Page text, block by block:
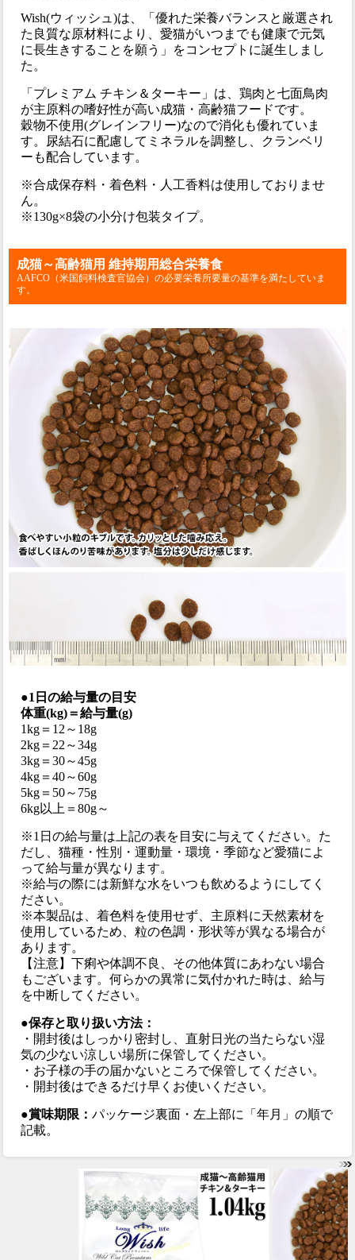
Wish(ウィッシュ)は、「優れた栄養バランスと厳選され
た良質な原材料により、愛猫がいつまでも健康で元気
に長生きすることを願う」をコンセプトに誕生しまし
た。
「プレミアム チキン＆ターキー」は、鶏肉と七面鳥肉
が主原料の嗜好性が高い成猫・高齢猫フードです。
穀物不使用(グレインフリー)なので消化も優れていま
す。尿結石に配慮してミネラルを調整し、クランベリ
ーも配合しています。
※合成保存料・着色料・人工香料は使用しておりませ
ん。
※130g×8袋の小分け包装タイプ。
成猫～高齢猫用 維持期用総合栄養食
AAFCO（米国飼料検査官協会）の必要栄養所要量の基準を満たしていま
す。
●1日の給与量の目安
体重(kg)＝給与量(g)
1kg＝12～18g
2kg＝22～34g
3kg＝30～45g
4kg＝40～60g
5kg＝50～75g
6kg以上＝80g～
※1日の給与量は上記の表を目安に与えてください。た
だし、猫種・性別・運動量・環境・季節など愛猫によ
って給与量が異なります。
※給与の際には新鮮な水をいつも飲めるようにしてく
ださい。
※本製品は、着色料を使用せず、主原料に天然素材を
使用しているため、粒の色調・形状等が異なる場合が
あります。
【注意】下痢や体調不良、その他体質にあわない場合
もございます。何らかの異常に気付かれた時は、給与
を中断してください。
●保存と取り扱い方法：
・開封後はしっかり密封し、直射日光の当たらない湿
気の少ない涼しい場所に保管してください。
・お子様の手の届かないところで保管してください。
・開封後はできるだけ早くお使いください。
●賞味期限：パッケージ裏面・左上部に「年月」の順で
記載。